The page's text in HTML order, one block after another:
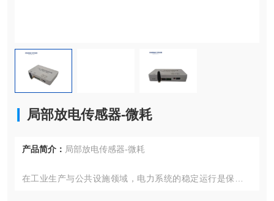
局部放电传感器-微耗
产品简介： 局部放电传感器-微耗
在工业生产与公共设施领域，电力系统的稳定运行是保障生